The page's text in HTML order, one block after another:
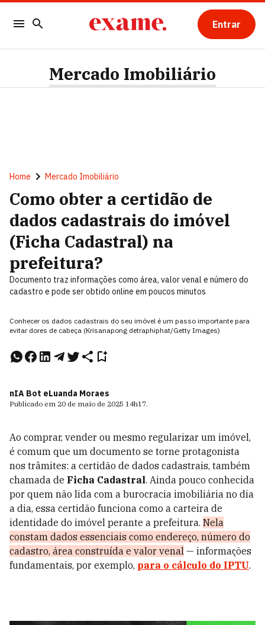
Entrar
Mercado Imobiliário
Home Mercado Imobiliário
Como obter a certidão de
dados cadastrais do imóvel
(Ficha Cadastral) na
prefeitura?
Documento traz informações como área, valor venal e número do
cadastro e pode ser obtido online em poucos minutos
Conhecer os dados cadastrais do seu imóvel é um passo importante para
evitar dores de cabeça (Krisanapong detraphiphat/Getty Images)
nIA Bot eLuanda Moraes
Publicado em 20 de maio de 2025 14h17.
Ao comprar, vender ou mesmo regularizar um imóvel,
é comum que um documento se torne protagonista
nos trâmites: a certidão de dados cadastrais, também
chamada de Ficha Cadastral. Ainda pouco conhecida
por quem não lida com a burocracia imobiliária no dia
a dia, essa certidão funciona como a carteira de
identidade do imóvel perante a prefeitura. Nela
constam dados essenciais como endereço, número do
cadastro, área construída e valor venal — informações
fundamentais, por exemplo, para o cálculo do IPTU.